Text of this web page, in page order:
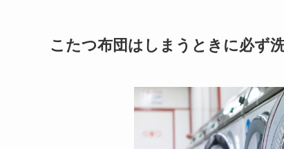
こたつ布団はしまうときに必ず